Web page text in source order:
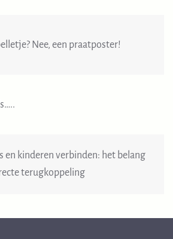
Nee, een praatposter!
en kinderen verbinden: het belang
terugkoppeling